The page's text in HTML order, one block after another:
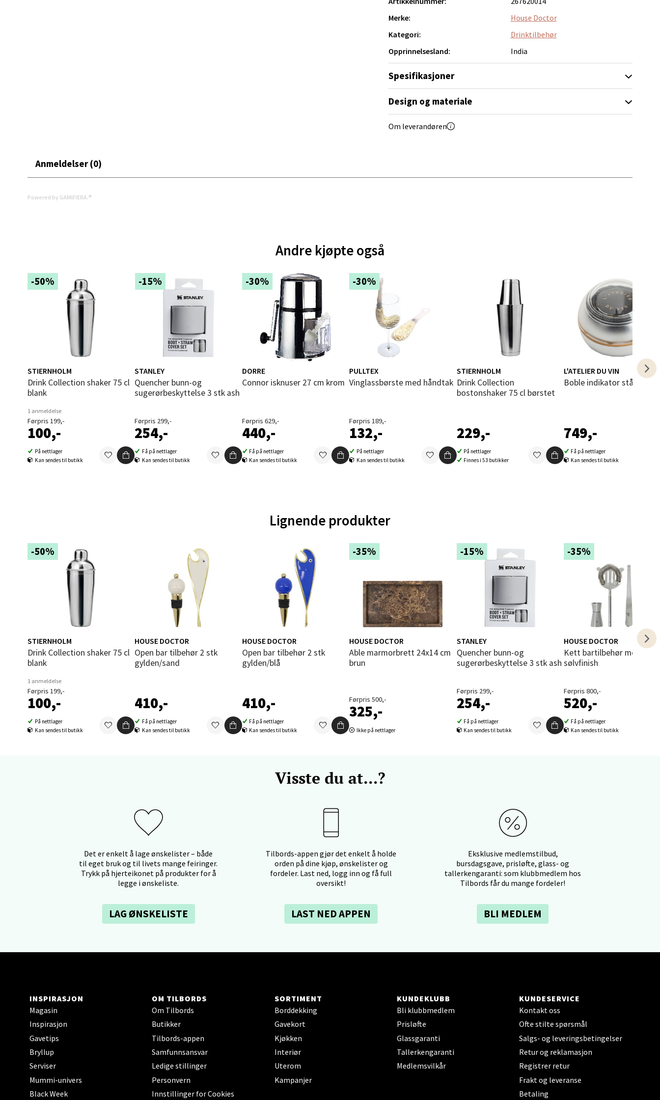
Merke:
House Doctor
Kategori:
Drinktilbehør
Opprinnelsesland:
India
Spesifikasjoner
Design og materiale
Om leverandøren
Anmeldelser (0)
Powered by GAMIFIERA.®
Andre kjøpte også
-50%
STIERNHOLM
Drink Collection shaker 75 cl
blank
1 anmeldelse
Førpris 199,-
100,-
På nettlager
Kan sendes til butikk
-15%
STANLEY
Quencher bunn-og
sugerørbeskyttelse 3 stk ash
Førpris 299,-
254,-
Få på nettlager
Kan sendes til butikk
-30%
DORRE
Connor isknuser 27 cm krom
Førpris 629,-
440,-
Få på nettlager
Kan sendes til butikk
-30%
PULLTEX
Vinglassbørste med håndtak
Førpris 189,-
132,-
På nettlager
Kan sendes til butikk
STIERNHOLM
Drink Collection
bostonshaker 75 cl børstet
229,-
På nettlager
Finnes i 53 butikker
L'ATELIER DU VIN
Boble indikator stål
749,-
Få på nettlager
Kan sendes til butikk
Lignende produkter
-50%
STIERNHOLM
Drink Collection shaker 75 cl
blank
1 anmeldelse
Førpris 199,-
100,-
På nettlager
Kan sendes til butikk
HOUSE DOCTOR
Open bar tilbehør 2 stk
gylden/sand
410,-
Få på nettlager
Kan sendes til butikk
HOUSE DOCTOR
Open bar tilbehør 2 stk
gylden/blå
410,-
Få på nettlager
Kan sendes til butikk
-35%
HOUSE DOCTOR
Able marmorbrett 24x14 cm
brun
Førpris 500,-
325,-
Ikke på nettlager
-15%
STANLEY
Quencher bunn-og
sugerørbeskyttelse 3 stk ash
Førpris 299,-
254,-
Få på nettlager
Kan sendes til butikk
-35%
HOUSE DOCTOR
Kett bartilbehør med 4 deler
sølvfinish
Førpris 800,-
520,-
Få på nettlager
Kan sendes til butikk
Visste du at...?
Det er enkelt å lage ønskelister – både
til eget bruk og til livets mange feiringer.
Trykk på hjerteikonet på produkter for å
legge i ønskeliste.
LAG ØNSKELISTE
Tilbords-appen gjør det enkelt å holde
orden på dine kjøp, ønskelister og
fordeler. Last ned, logg inn og få full
oversikt!
LAST NED APPEN
Eksklusive medlemstilbud,
bursdagsgave, prisløfte, glass- og
tallerkengaranti: som klubbmedlem hos
Tilbords får du mange fordeler!
BLI MEDLEM
INSPIRASJON
Magasin
Inspirasjon
Gavetips
Bryllup
Serviser
Mummi-univers
Black Week
OM TILBORDS
Om Tilbords
Butikker
Tilbords-appen
Samfunnsansvar
Ledige stillinger
Personvern
Innstillinger for Cookies
SORTIMENT
Borddekking
Gavekort
Kjøkken
Interiør
Uterom
Kampanjer
KUNDEKLUBB
Bli klubbmedlem
Prisløfte
Glassgaranti
Tallerkengaranti
Medlemsvilkår
KUNDESERVICE
Kontakt oss
Ofte stilte spørsmål
Salgs- og leveringsbetingelser
Retur og reklamasjon
Registrer retur
Frakt og leveranse
Betaling
Velg
0 i butikk
Molde - Moldetorget
Torget 1, 6413 Molde
Åpent i dag 10-20
0 i butikk
Narvik - Thon Senter Malmporten
Bolagsgata 1, 8514 Narvik
Åpent i dag 10-20
0 i butikk
Oppdal - Aunasenteret
Aunasenteret, Sunndalsvegen 3, 7340 Oppdal
Åpent i dag 10-19
Velg
Orkanger - Thon Senter Orkanger
Åpent i dag 09-20
Brodtkorbsgate 7, 1338 Sandvika
Sartorvegen 12, 5353 Straume
Åpent i dag 10-21
Falkenborgveien 5, 7044 Trondheim
Ski - Thon Senter Ski
Ski Storsenter, Jernbanesvingen 6, 1400 Ski
Åpent i dag 10-21
0 i butikk
Velg